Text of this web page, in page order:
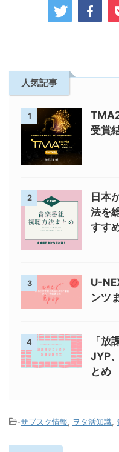
人気記事
1
受賞
2
日本
法を
すす
3
U-
ンツ
4
「放
JYP
とめ
-サブスク情報, ヲタ活知識,